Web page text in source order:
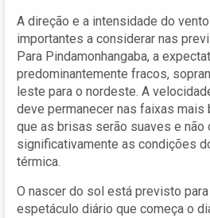
A direção e a intensidade do
importantes a considerar nas
Para Pindamonhangaba, a
predominantemente fracos,
leste para o nordeste. A
deve permanecer nas faixas mais
que as brisas serão suaves e não
significativamente as condições
térmica.
O nascer do sol está previsto
espetáculo diário que começa o